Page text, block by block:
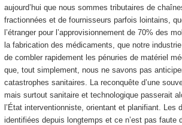
aujourd’hui que nous sommes tributaires de
fractionnées et de fournisseurs parfois lointains,
l’étranger pour l’approvisionnement de 70% des
la fabrication des médicaments, que notre
de combler rapidement les pénuries de matériel
que, tout simplement, nous ne savons pas
catastrophes sanitaires. La reconquête d’une
mais surtout sanitaire et technologique passerait
l’État interventionniste, orientant et planifiant. Les
identifiées depuis longtemps et ce n’est pas faute